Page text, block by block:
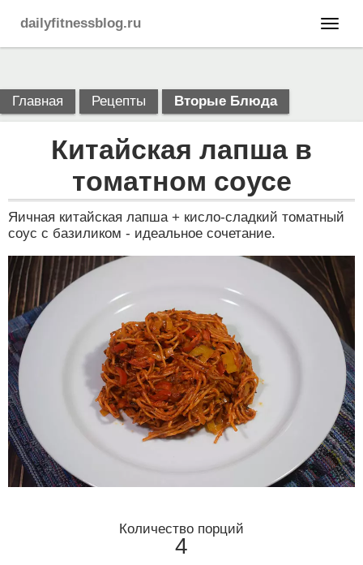
dailyfitnessblog.ru
Главная Рецепты Вторые Блюда
Китайская лапша в
томатном соусе
Яичная китайская лапша + кисло-сладкий томатный
соус с базиликом - идеальное сочетание.
Количество порций
4